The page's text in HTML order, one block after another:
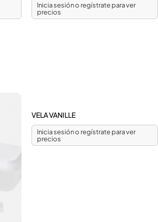
Inicia sesión o regístrate para ver
precios
VELA VANILLE
Inicia sesión o regístrate para ver
precios